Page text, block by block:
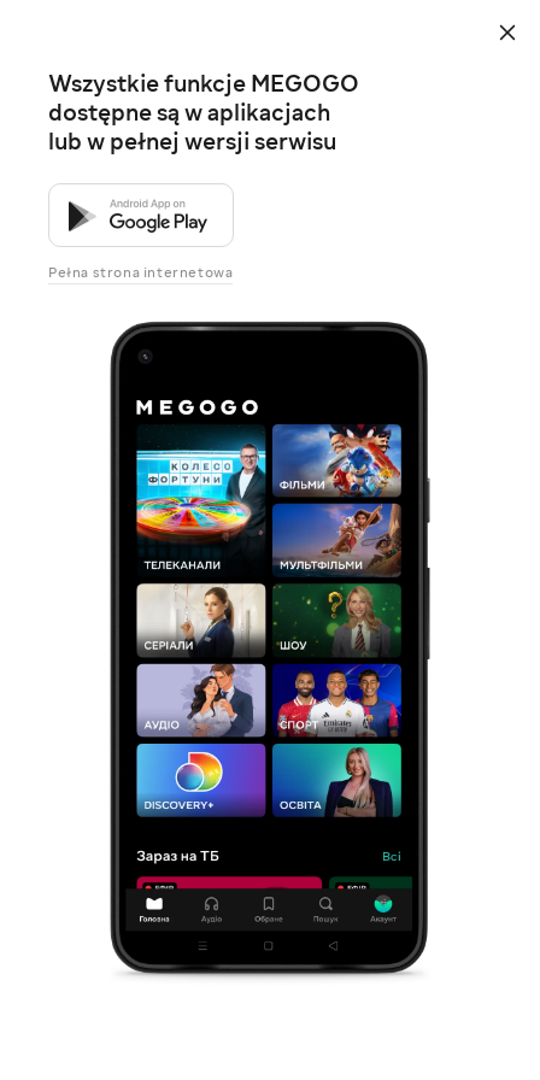
Wszystkie funkcje MEGOGO
dostępne są w aplikacjach
lub w pełnej wersji serwisu
Pełna strona internetowa